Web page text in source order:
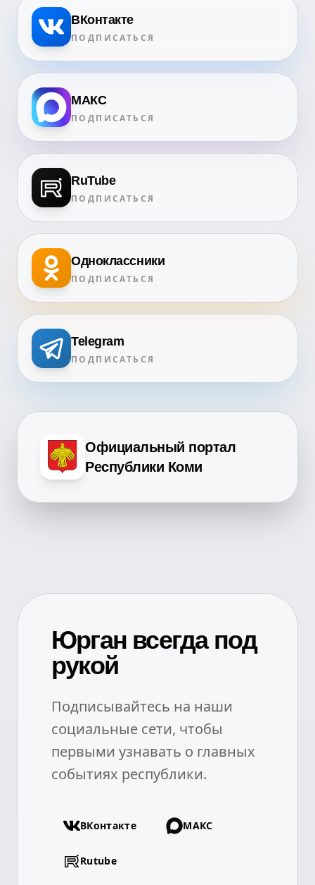
ВКонтакте
ПОДПИСАТЬСЯ
МАКС
ПОДПИСАТЬСЯ
RuTube
ПОДПИСАТЬСЯ
Одноклассники
ПОДПИСАТЬСЯ
Telegram
ПОДПИСАТЬСЯ
Официальный портал
Республики Коми
Юрган всегда под
рукой
Подписывайтесь на наши
социальные сети, чтобы
первыми узнавать о главных
событиях республики.
ВКонтакте МАКС
Rutube